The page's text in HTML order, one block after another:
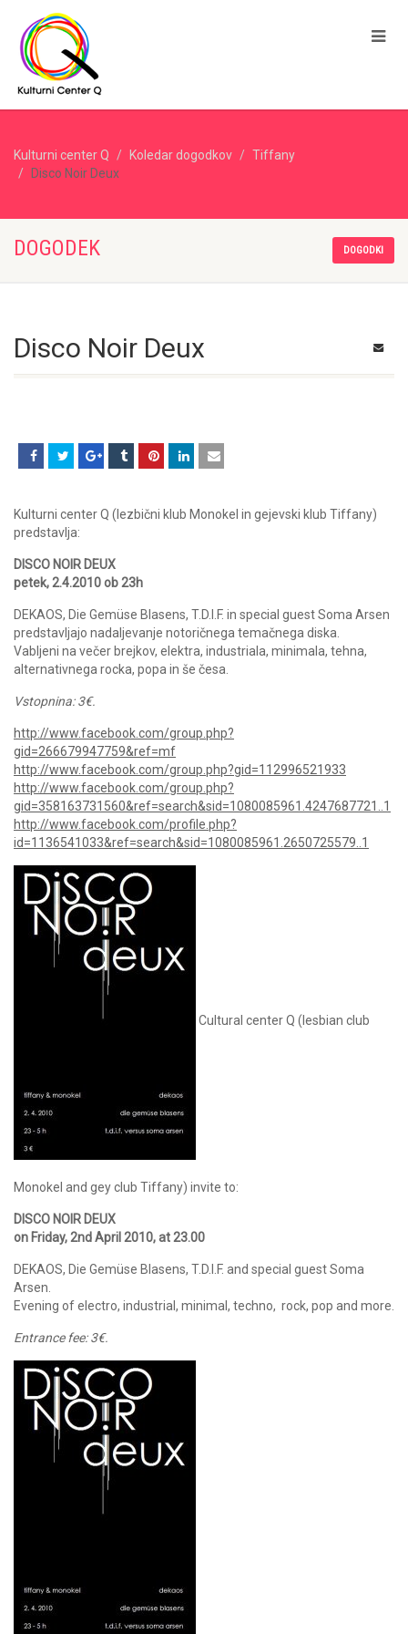
Kulturni center Q Koledar dogodkov
Tiffany
Disco Noir Deux
DOGODEK DOGODKI
Disco Noir Deux
Kulturni center Q (lezbični klub Monokel in gejevski klub Tiffany)
predstavlja:
DISCO NOIR DEUX
petek, 2.4.2010 ob 23h
DEKAOS, Die Gemüse Blasens, T.D.I.F. in special guest Soma Arsen
predstavljajo nadaljevanje notoričnega temačnega diska.
Vabljeni na večer brejkov, elektra, industriala, minimala, tehna,
alternativnega rocka, popa in še česa.
Vstopnina: 3€.
http://www.facebook.com/group.php?
gid=266679947759&ref=mf
http://www.facebook.com/group.php?gid=112996521933
http://www.facebook.com/group.php?
gid=358163731560&ref=search&sid=1080085961.4247687721..1
http://www.facebook.com/profile.php?
id=1136541033&ref=search&sid=1080085961.2650725579..1
Cultural center Q (lesbian club
Monokel and gey club Tiffany) invite to:
DISCO NOIR DEUX
on Friday, 2nd April 2010, at 23.00
DEKAOS, Die Gemüse Blasens, T.D.I.F. and special guest Soma
Arsen.
Evening of electro, industrial, minimal, techno, rock, pop and more.
Entrance fee: 3€.